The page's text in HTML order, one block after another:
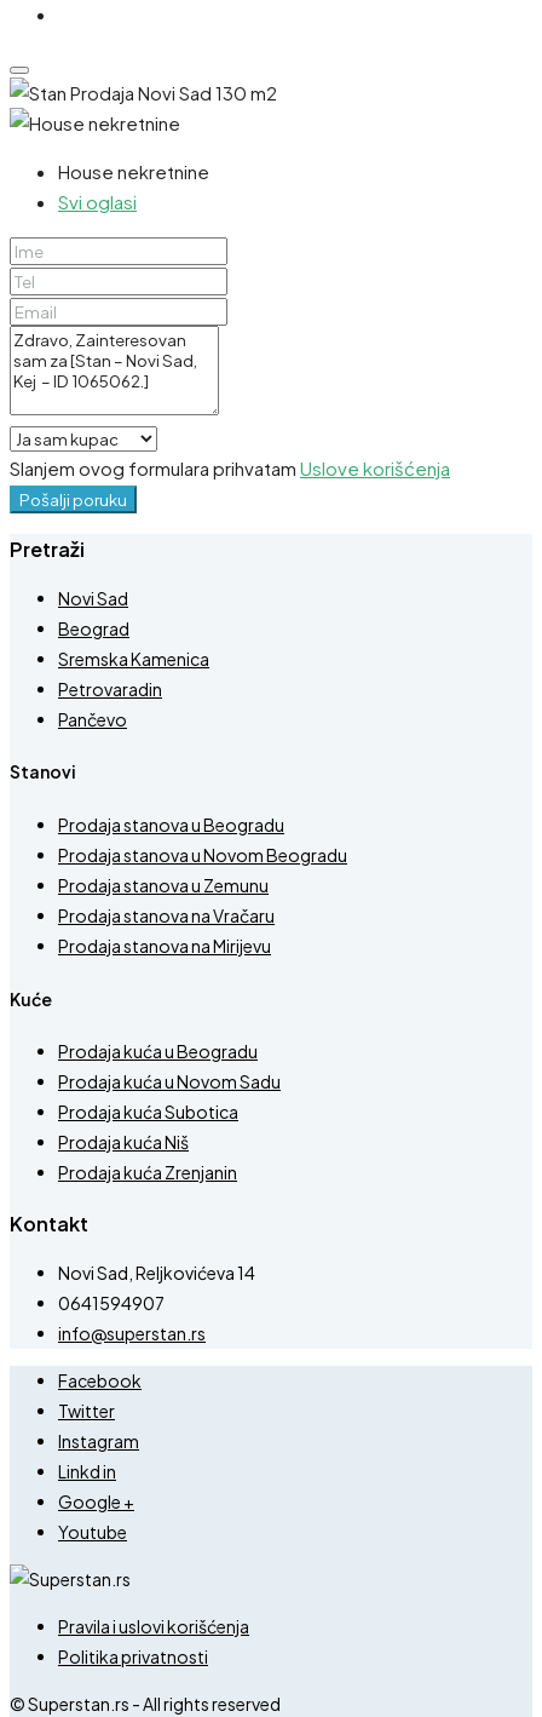
House nekretnine
Svi oglasi
Slanjem ovog formulara prihvatam Uslove korišćenja
Pošalji poruku
Pretraži
Novi Sad
Beograd
Sremska Kamenica
Petrovaradin
Pančevo
Stanovi
Prodaja stanova u Beogradu
Prodaja stanova u Novom Beogradu
Prodaja stanova u Zemunu
Prodaja stanova na Vračaru
Prodaja stanova na Mirijevu
Kuće
Prodaja kuća u Beogradu
Prodaja kuća u Novom Sadu
Prodaja kuća Subotica
Prodaja kuća Niš
Prodaja kuća Zrenjanin
Kontakt
Novi Sad, Reljkovićeva 14
0641594907
info@superstan.rs
Facebook
Twitter
Instagram
Linkd in
Google +
Youtube
Pravila i uslovi korišćenja
Politika privatnosti
© Superstan.rs - All rights reserved